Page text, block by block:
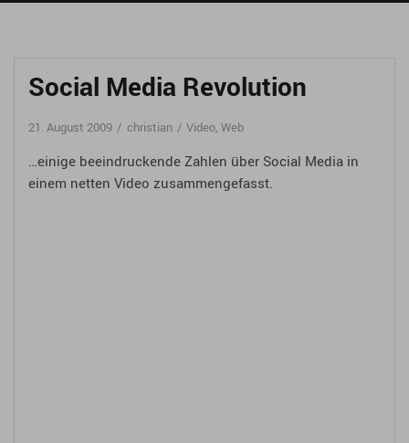
Social Media Revolution
21. August 2009 christian Video, Web
…einige beeindruckende Zahlen über Social Media in
einem netten Video zusammengefasst.